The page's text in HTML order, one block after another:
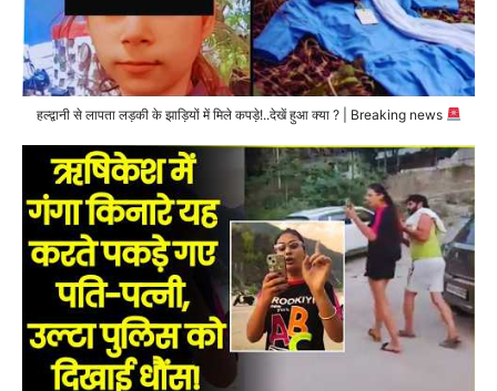
हल्द्वानी से लापता लड़की के झाड़ियों में मिले कपड़े!..देखें हुआ क्या ? | Breaking news